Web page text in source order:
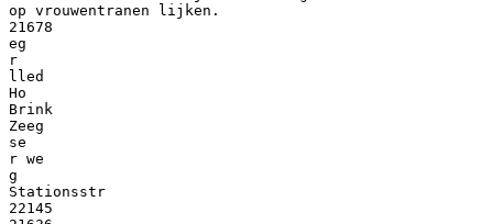
op vrouwentranen lijken.
21678
eg
r
lled
Ho
Brink
Zeeg
se
r we
g
Stationsstr
22145